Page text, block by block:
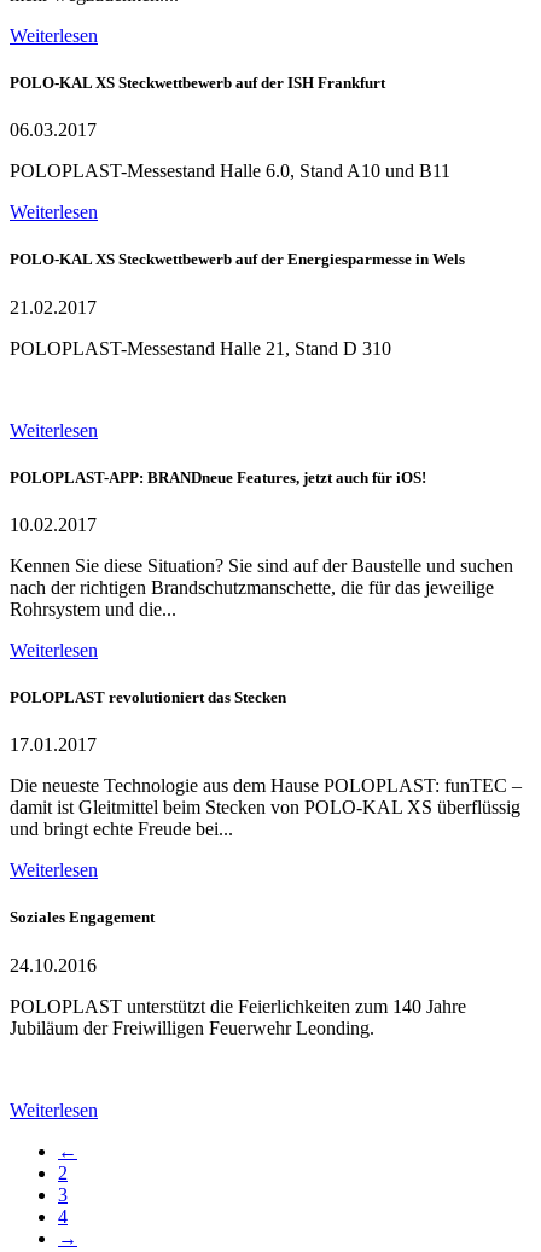
Weiterlesen
POLO-KAL XS Steckwettbewerb auf der ISH Frankfurt
06.03.2017
POLOPLAST-Messestand Halle 6.0, Stand A10 und B11
Weiterlesen
POLO-KAL XS Steckwettbewerb auf der Energiesparmesse in Wels
21.02.2017
POLOPLAST-Messestand Halle 21, Stand D 310
Weiterlesen
POLOPLAST-APP: BRANDneue Features, jetzt auch für iOS!
10.02.2017
Kennen Sie diese Situation? Sie sind auf der Baustelle und suchen
nach der richtigen Brandschutzmanschette, die für das jeweilige
Rohrsystem und die...
Weiterlesen
POLOPLAST revolutioniert das Stecken
17.01.2017
Die neueste Technologie aus dem Hause POLOPLAST: funTEC –
damit ist Gleitmittel beim Stecken von POLO-KAL XS überflüssig
und bringt echte Freude bei...
Weiterlesen
Soziales Engagement
24.10.2016
POLOPLAST unterstützt die Feierlichkeiten zum 140 Jahre
Jubiläum der Freiwilligen Feuerwehr Leonding.
Weiterlesen
←
2
3
4
→